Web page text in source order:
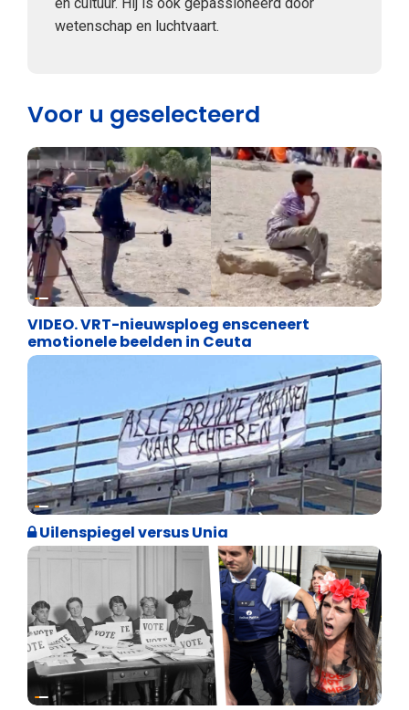
wetenschap en luchtvaart.
Voor u geselecteerd
Cultuuroorlog
VIDEO. VRT-nieuwsploeg ensceneert
emotionele beelden in Ceuta
Cultuuroorlog
Uilenspiegel versus Unia
Cultuuroorlog